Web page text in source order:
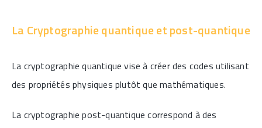
La Cryptographie quantique et post-quantique
La cryptographie quantique vise à créer des codes utilisant
des propriétés physiques plutôt que mathématiques.
La cryptographie post-quantique correspond à des